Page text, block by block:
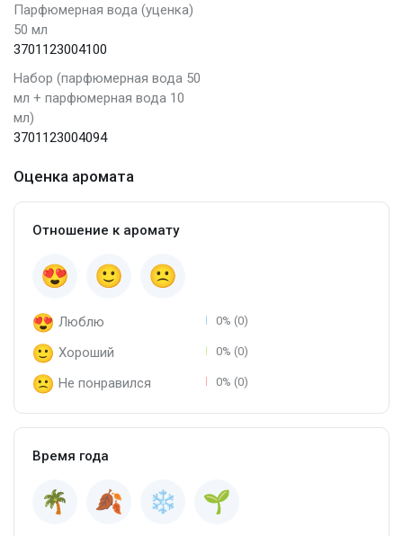
Парфюмерная вода (уценка)
50 мл
3701123004100
Набор (парфюмерная вода 50
мл + парфюмерная вода 10
мл)
3701123004094
Оценка аромата
Отношение к аромату
Люблю 0% (0)
Хороший 0% (0)
Не понравился 0% (0)
Время года